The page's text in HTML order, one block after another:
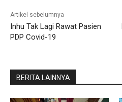
Artikel sebelumnya
Inhu Tak Lagi Rawat Pasien
PDP Covid-19
BERITA LAINNYA